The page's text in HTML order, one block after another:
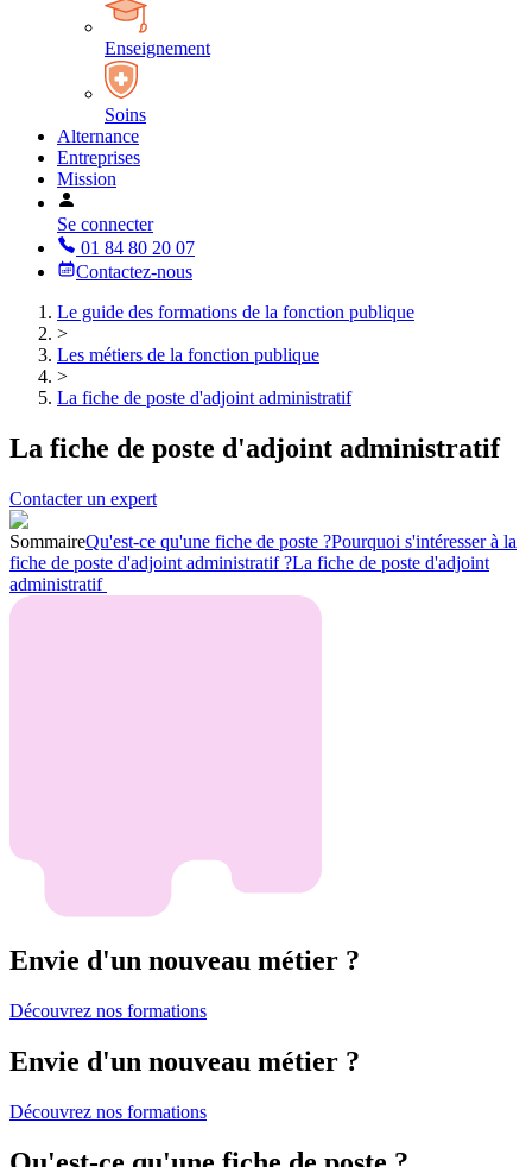
Enseignement
Soins
Alternance
Entreprises
Mission
Se connecter
01 84 80 20 07
Contactez-nous
Le guide des formations de la fonction publique
>
Les métiers de la fonction publique
>
La fiche de poste d'adjoint administratif
La fiche de poste d'adjoint administratif
Contacter un expert
SommaireQu'est-ce qu'une fiche de poste ?Pourquoi s'intéresser à la
fiche de poste d'adjoint administratif ?La fiche de poste d'adjoint
administratif
Envie d'un nouveau métier ?
Découvrez nos formations
Envie d'un nouveau métier ?
Découvrez nos formations